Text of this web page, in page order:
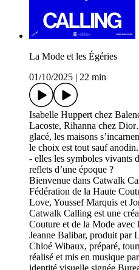
La Mode et les Égéries
01/10/2025
22 min
Isabelle Huppert chez
Lacoste, Rihanna chez
glacé, les maisons
le choix est tout sauf
- elles les symboles vivants
reflets d’une époque ?
Bienvenue dans Catwalk
Fédération de la Haute
Love, Youssef Marquis et
Catwalk Calling est une
Couture et de la Mode
Jeanne Balibar, produit par
Chloé Wibaux, préparé,
réalisé et mis en musique